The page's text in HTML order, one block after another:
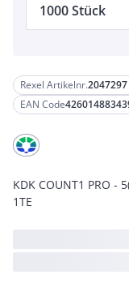
Rexel Artikelnr.2047297
EAN Code
KDK COUNT1 PRO -
1TE
1000 Stück